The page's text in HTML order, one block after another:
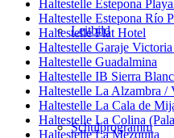
Leitbild
Schulprogramm
Haltestelle Estepona
Haltestelle Estepona Río
Haltestelle Flat Hotel
Haltestelle Garaje
Haltestelle Guadalmina
Haltestelle IB Sierra
Haltestelle La Alzambra /
Haltestelle La Cala de
Haltestelle La Colina
Haltestelle La Mezquita